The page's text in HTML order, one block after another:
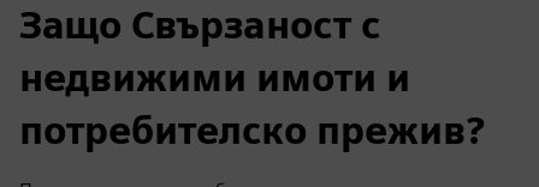
Защо Свързаност с
недвижими имоти и
потребителско прежив?